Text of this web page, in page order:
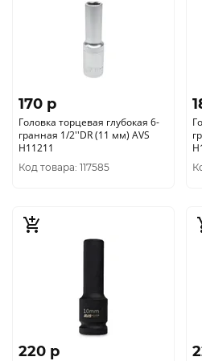
170 p
Головка торцевая глубокая 6-
гранная 1/2''DR (11 мм) AVS
H11211
Код товара: 117585
220 p